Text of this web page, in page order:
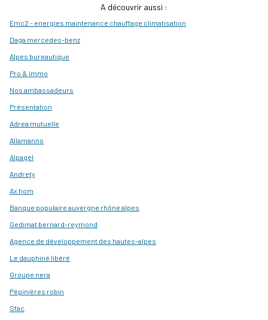
A découvrir aussi :
Emc2 - energies maintenance chauffage climatisation
Daga mercedes-benz
Alpes bureautique
Pro & immo
Nos ambassadeurs
Présentation
Adrea mutuelle
Allamanno
Alpagel
Andrety
Ax hom
Banque populaire auvergne rhône alpes
Gedimat bernard-reymond
Agence de développement des hautes-alpes
Le dauphiné libéré
Groupe nera
Pépinières robin
Sfac